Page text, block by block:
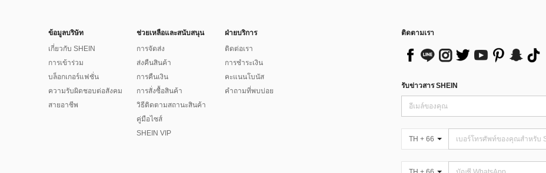
ข้อมูลบริษัท
เกี่ยวกับ SHEIN
การเข้าร่วม
บล็อกเกอร์แฟชั่น
ความรับผิดชอบต่อสังคม
สายอาชีพ
ช่วยเหลือและสนับสนุน
การจัดส่ง
ส่งคืนสินค้า
การคืนเงิน
การสั่งซื้อสินค้า
วิธีติดตามสถานะสินค้า
คู่มือไซส์
SHEIN VIP
ฝ่ายบริการ
ติดต่อเรา
การชำระเงิน
คะแนนโบนัส
คำถามที่พบบ่อย
ติดตามเรา
รับข่าวสาร SHEIN
TH + 66